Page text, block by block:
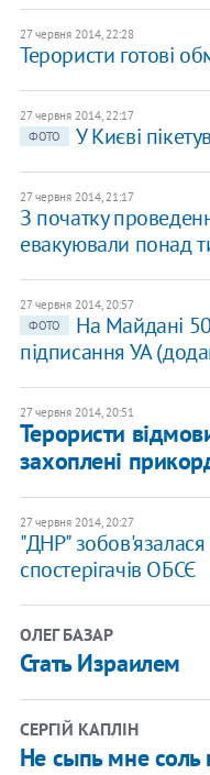
27 червня 2014, 22:28
Терористи готові
27 червня 2014, 22:17
ФОТО
У Києві
27 червня 2014, 21:17
З початку
евакуювали понад
27 червня 2014, 20:57
ФОТО
На Майдані
підписання УА
27 червня 2014, 20:51
Терористи
захоплені
27 червня 2014, 20:27
"ДНР"
спостерігачів ОБСЄ
ОЛЕГ БАЗАР
Стать Израилем
СЕРГІЙ КАПЛІН
Не сыпь мне соль